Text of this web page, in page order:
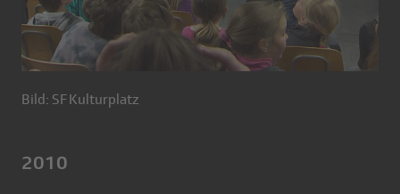
Bild: SF Kulturplatz
2010